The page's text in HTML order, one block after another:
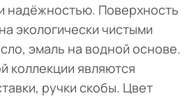
надёжностью. Поверхность
экологически чистыми
эмаль на водной основе.
коллекции являются
ручки скобы. Цвет